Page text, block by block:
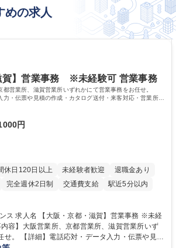
めの求人
賀】営業事務 ※未経験可 営業事務
都営業所、滋賀営業所いずれかにて営業事務をお任せ。
力・伝票や見積の作成・カタログ送付・来客対応・営業所内
善をお任せ。
円
休日120日以上 未経験者歓迎
退職金あり
完全週休2日制 交通費支給
駅近5分以内
事務 ※未経
せ。 【詳細】電話応対・データ入力・伝票や見積